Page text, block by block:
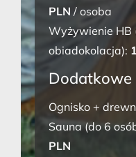
PLN / osoba
Wyżywienie HB
obiadokolacja):
Dodatkowe
Ognisko +
Sauna (do 6
PLN